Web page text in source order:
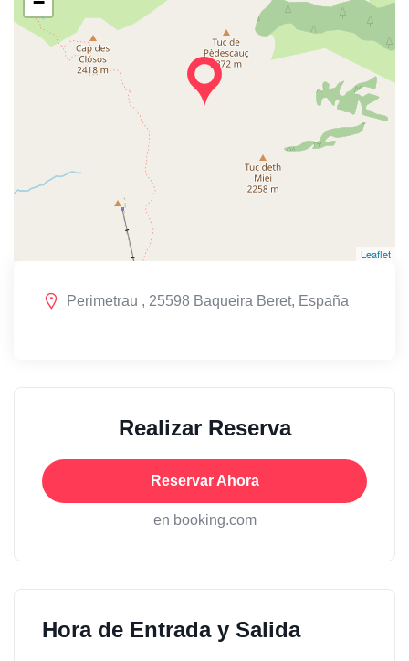
Leaflet
Perimetrau , 25598 Baqueira Beret, España
Realizar Reserva
Reservar Ahora
en booking.com
Hora de Entrada y Salida